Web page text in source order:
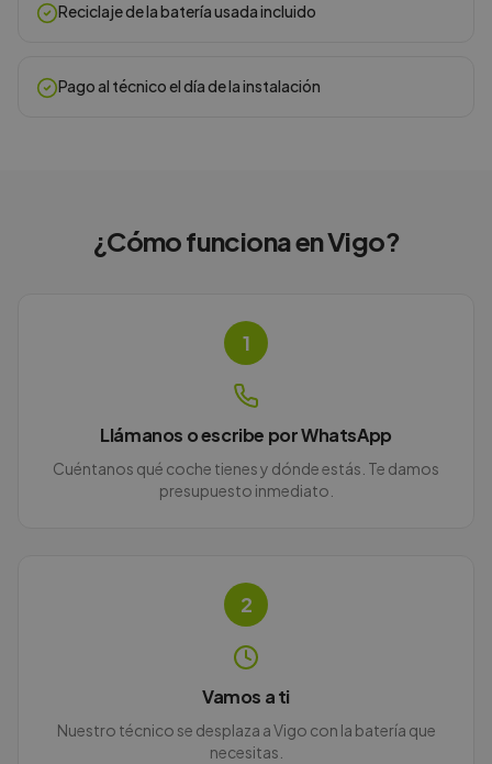
Reciclaje de la batería usada incluido
Pago al técnico el día de la instalación
¿Cómo funciona enVigo?
1
Llámanos o escribe por WhatsApp
Cuéntanos qué coche tienes y dónde estás. Te damos
presupuesto inmediato.
2
Vamos a ti
Nuestro técnico se desplaza a Vigo con la batería que
necesitas.